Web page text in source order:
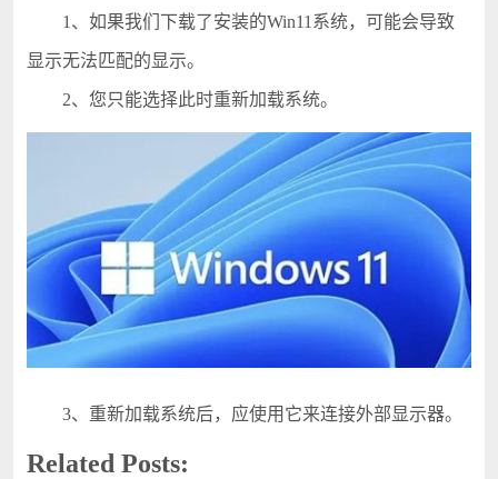
1、如果我们下载了安装的Win11系统，可能会导致
显示无法匹配的显示。
2、您只能选择此时重新加载系统。
3、重新加载系统后，应使用它来连接外部显示器。
Related Posts: